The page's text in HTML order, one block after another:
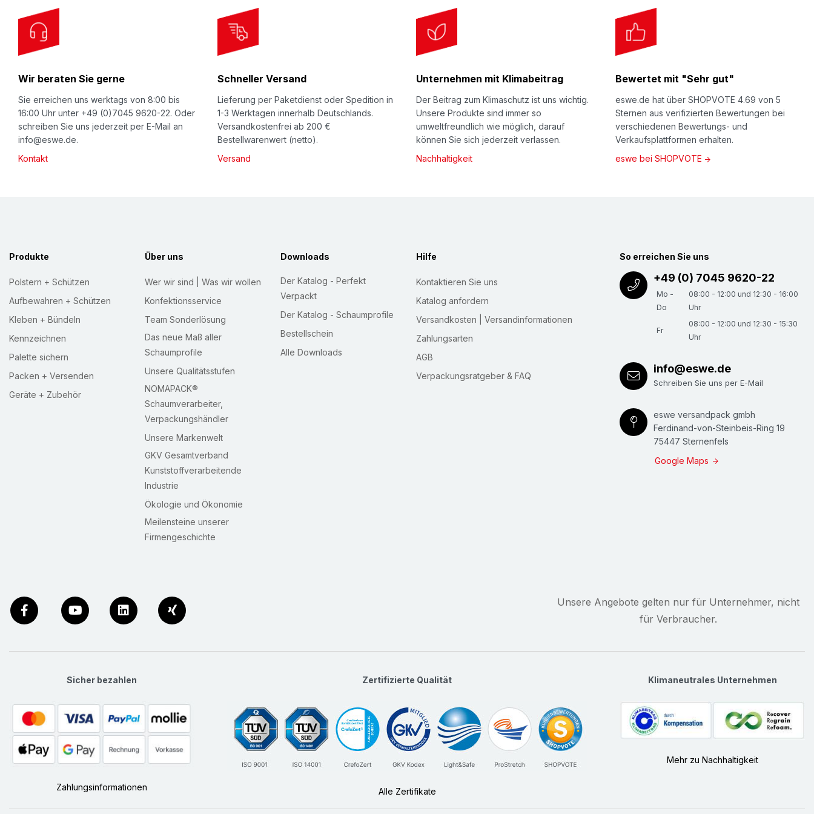
e
w
s
Wir beraten Sie gerne
Sie erreichen uns werktags von 8:00 bis
16:00 Uhr unter +49 (0)7045 9620-22. Oder
schreiben Sie uns jederzeit per E-Mail an
info@eswe.de.
Kontakt
Schneller Versand
Lieferung per Paketdienst oder Spedition in
1-3 Werktagen innerhalb Deutschlands.
Versandkostenfrei ab 200 €
Bestellwarenwert (netto).
Versand
Unternehmen mit Klimabeitrag
Der Beitrag zum Klimaschutz ist uns wichtig.
Unsere Produkte sind immer so
umweltfreundlich wie möglich, darauf
können Sie sich jederzeit verlassen.
Nachhaltigkeit
Bewertet mit "Sehr gut"
eswe.de hat über SHOPVOTE 4.69 von 5
Sternen aus verifizierten Bewertungen bei
verschiedenen Bewertungs- und
Verkaufsplattformen erhalten.
eswe bei SHOPVOTE
Produkte
Polstern + Schützen
Aufbewahren + Schützen
Kleben + Bündeln
Kennzeichnen
Palette sichern
Packen + Versenden
Geräte + Zubehör
Über uns
Wer wir sind | Was wir wollen
Konfektionsservice
Team Sonderlösung
Das neue Maß aller
Schaumprofile
Unsere Qualitätsstufen
NOMAPACK®
Schaumverarbeiter,
Verpackungshändler
Unsere Markenwelt
GKV Gesamtverband
Kunststoffverarbeitende
Industrie
Ökologie und Ökonomie
Meilensteine unserer
Firmengeschichte
Downloads
Der Katalog - Perfekt
Verpackt
Der Katalog - Schaumprofile
Bestellschein
Alle Downloads
Hilfe
Kontaktieren Sie uns
Katalog anfordern
Versandkosten | Versandinformationen
Zahlungsarten
AGB
Verpackungsratgeber & FAQ
So erreichen Sie uns
+49 (0) 7045 9620-22
Mo -
Do
08:00 - 12:00 und 12:30 - 16:00
Uhr
Fr
08:00 - 12:00 und 12:30 - 15:30
Uhr
info@eswe.de
Schreiben Sie uns per E-Mail
eswe versandpack gmbh
Ferdinand-von-Steinbeis-Ring 19
75447 Sternenfels
Google Maps
Unsere Angebote gelten nur für Unternehmer, nicht
für Verbraucher.
Sicher bezahlen
Zahlungsinformationen
Zertifizierte Qualität
Alle Zertifikate
Klimaneutrales Unternehmen
Mehr zu Nachhaltigkeit